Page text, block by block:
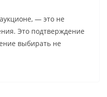
— это не
Это подтверждение
выбирать не